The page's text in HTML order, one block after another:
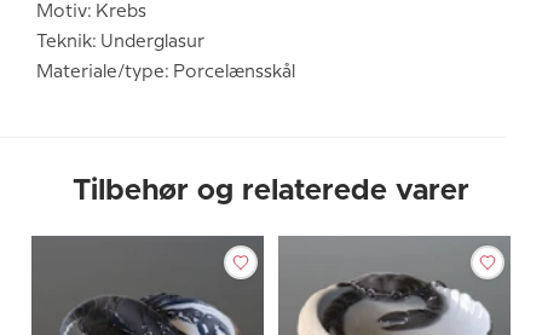
Motiv: Krebs
Teknik: Underglasur
Materiale/type: Porcelænsskål
Tilbehør og relaterede varer